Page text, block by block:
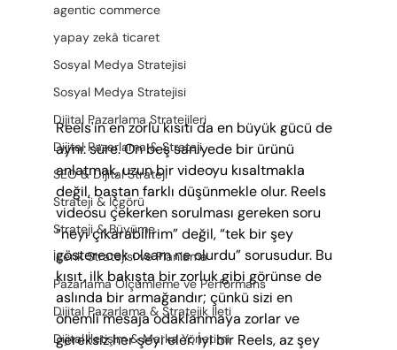
agentic commerce
yapay zekâ ticaret
Sosyal Medya Stratejisi
Sosyal Medya Stratejisi
Dijital Pazarlama Stratejileri
Dijital Pazarlama & Strateji
SEO & Dijital Strateji
Strateji & İçgörü
Strateji & Büyüme
İçerik Stratejisi ve Planlama
Pazarlama Ölçümleme ve Performans
Dijital Pazarlama & Stratejik İleti
Dijital İletişim & Marka Yönetimi
Reels'in en zorlu kısıtı da en büyük gücü de
aynı: süre. On beş saniyede bir ürünü
anlatmak, uzun bir videoyu kısaltmakla
değil, baştan farklı düşünmekle olur. Reels
videosu çekerken sorulması gereken soru
“neyi çıkarabilirim” değil, “tek bir şey
gösterecek olsam ne olurdu” sorusudur. Bu
kısıt, ilk bakışta bir zorluk gibi görünse de
aslında bir armağandır; çünkü sizi en
önemli mesaja odaklanmaya zorlar ve
gereksiz her şeyi eler. İyi bir Reels, az şey